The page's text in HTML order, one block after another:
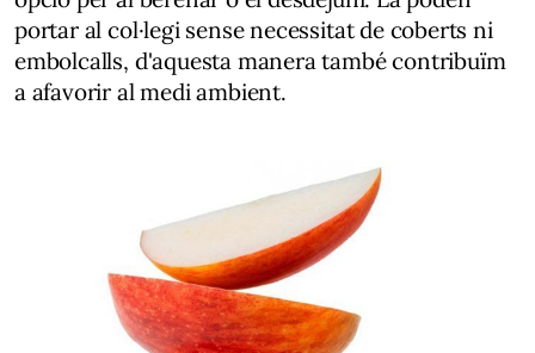
portar al col·legi sense necessitat de coberts ni
embolcalls, d'aquesta manera també contribuïm
a afavorir al medi ambient.